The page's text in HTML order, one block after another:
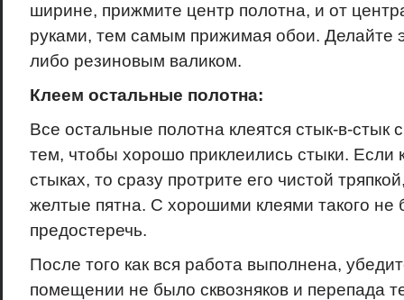
ширине, прижмите центр полотна, и от
руками, тем самым прижимая обои. Делайте
либо резиновым валиком.
Клеем остальные полотна:
Все остальные полотна клеятся стык-в-стык
тем, чтобы хорошо приклеились стыки. Если
стыках, то сразу протрите его чистой
желтые пятна. С хорошими клеями такого не
предостеречь.
После того как вся работа выполнена,
помещении не было сквозняков и перепада